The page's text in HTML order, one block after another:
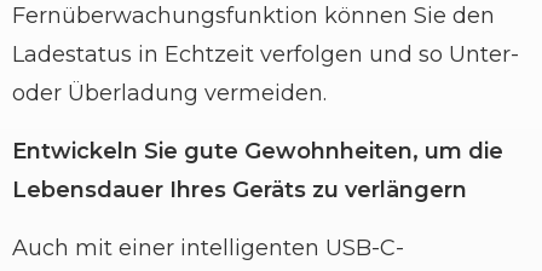
Fernüberwachungsfunktion können Sie den
Ladestatus in Echtzeit verfolgen und so Unter-
oder Überladung vermeiden.
Entwickeln Sie gute Gewohnheiten, um die
Lebensdauer Ihres Geräts zu verlängern
Auch mit einer intelligenten USB-C-